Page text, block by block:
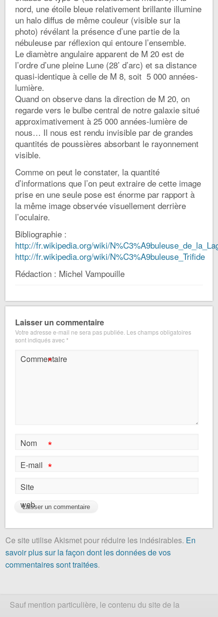
nord, une étoile bleue relativement brillante illumine
un halo diffus de même couleur (visible sur la
photo) révélant la présence d’une partie de la
nébuleuse par réflexion qui entoure l’ensemble.
Le diamètre angulaire apparent de M 20 est de
l’ordre d’une pleine Lune (28’ d’arc) et sa distance
quasi-identique à celle de M 8, soit 5 000 années-
lumière.
Quand on observe dans la direction de M 20, on
regarde vers le bulbe central de notre galaxie situé
approximativement à 25 000 années-lumière de
nous… Il nous est rendu invisible par de grandes
quantités de poussières absorbant le rayonnement
visible.
Comme on peut le constater, la quantité
d’informations que l’on peut extraire de cette image
prise en une seule pose est énorme par rapport à
la même image observée visuellement derrière
l’oculaire.
Bibliographie :
http://fr.wikipedia.org/wiki/
http://fr.wikipedia.org/wiki/N%C3%A9buleuse_Trifide
Rédaction : Michel Vampouille
Laisser un commentaire
Votre adresse e-mail ne sera pas publiée. Les champs obligatoires
sont indiqués avec*
Commentaire
*
Nom *
E-mail *
Site
web
Ce site utilise Akismet pour réduire les indésirables. En
savoir plus sur la façon dont les données de vos
commentaires sont traitées.
Sauf mention particulière, le contenu du site de la